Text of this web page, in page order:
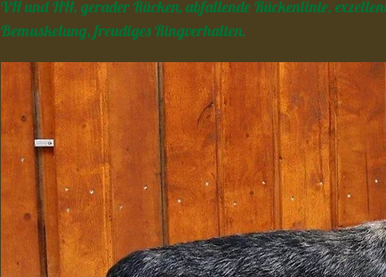
VH und HH, gerader Rücken, abfallende Rückenlinie,
Bemuskelung, freudiges Ringverhalten.